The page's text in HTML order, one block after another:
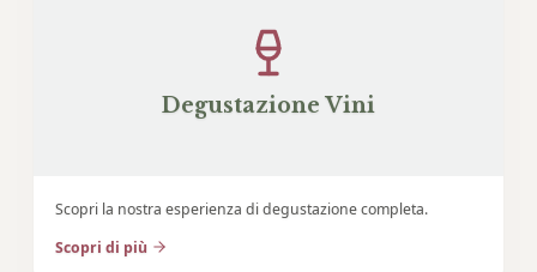
Degustazione Vini
Scopri la nostra esperienza di degustazione completa.
Scopri di più